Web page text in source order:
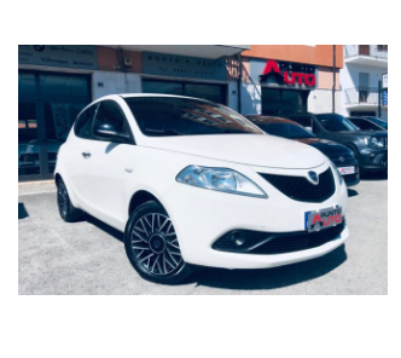
Tel.: 39 - 0865 - 41.24.13
Tel.: 39 - 347 - 1.70.61.28
Fax: 39 - 0865 - 41.24.13
Viale Dei Pentri, 58, 60, 62
I 86170 Isernia
Web www.puntoautosrl.net
Scrivi: info@puntoautosrl.net